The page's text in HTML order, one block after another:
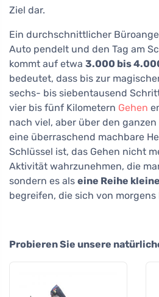
Ziel dar.
Ein durchschnittlicher
Auto pendelt und den Tag am
kommt auf etwa 3.000 bis
bedeutet, dass bis zur
sechs- bis siebentausend
vier bis fünf Kilometern Gehen
nach viel, aber über den
eine überraschend machbare
Schlüssel ist, das Gehen nicht
Aktivität wahrzunehmen, die
sondern es als eine Reihe
begreifen, die sich von
Probieren Sie unsere